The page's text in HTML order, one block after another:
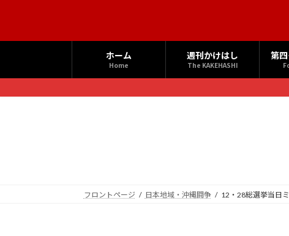
へ
ス
ョ
ン
ホーム
Home
週刊かけはし
The KAKEHASHI
第
フロントページ 日本地域・沖縄闘争 12・28総選挙当日